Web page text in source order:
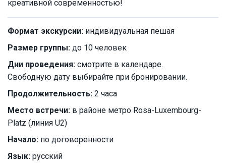
креативной современностью!
Формат экскурсии: индивидуальная пешая
Размер группы: до 10 человек
Дни проведения: смотрите в календаре.
Свободную дату выбирайте при бронировании.
Продолжительность: 2 часа
Место встречи: в районе метро Rosa-Luxembourg-
Platz (линия U2)
Начало: по договоренности
Язык: русский